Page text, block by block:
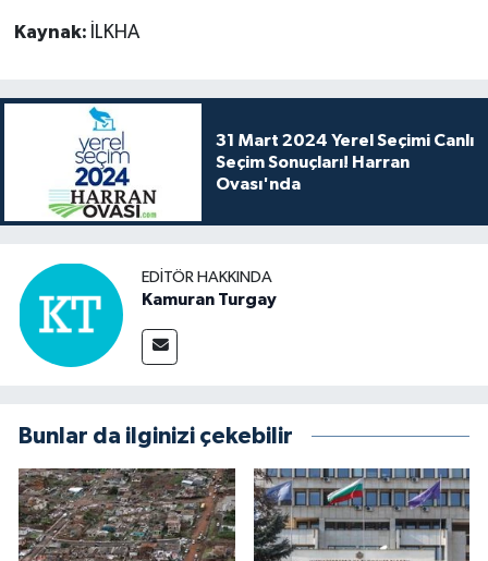
Kaynak: İLKHA
31 Mart 2024 Yerel Seçimi Canlı
Seçim Sonuçları! Harran
Ovası'nda
EDITÖR HAKKINDA
Kamuran Turgay
Bunlar da ilginizi çekebilir